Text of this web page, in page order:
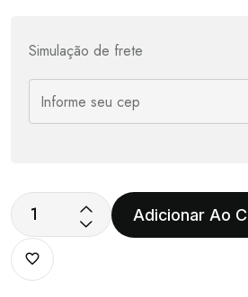
Simulação de frete
Adicionar Ao